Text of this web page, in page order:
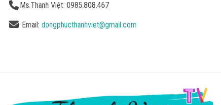
Ms.Thanh Việt: 0985.808.467
Email: dongphucthanhviet@gmail.com